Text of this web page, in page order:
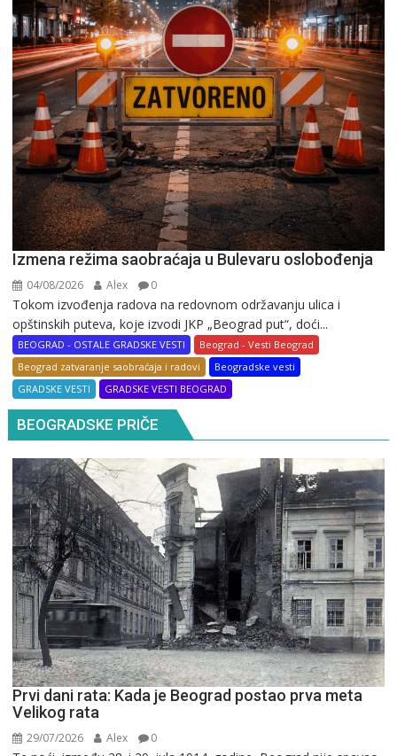
Izmena režima saobraćaja u Bulevaru oslobođenja
04/08/2026 Alex 0
Tokom izvođenja radova na redovnom održavanju ulica i
opštinskih puteva, koje izvodi JKP „Beograd put“, doći...
BEOGRAD - OSTALE GRADSKE VESTI
Beograd - Vesti Beograd
Beograd zatvaranje saobraćaja i radovi
Beogradske vesti
GRADSKE VESTI
GRADSKE VESTI BEOGRAD
BEOGRADSKE PRIČE
Prvi dani rata: Kada je Beograd postao prva meta
Velikog rata
29/07/2026 Alex 0